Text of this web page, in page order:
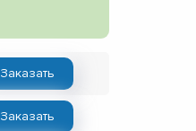
Заказать
Заказать